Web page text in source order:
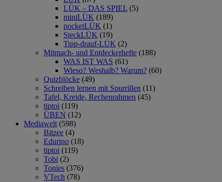
LÜK – DAS SPIEL (5)
miniLÜK (189)
pocketLÜK (1)
SteckLÜK (19)
Tipp-drauf-LÜK (2)
Mitmach- und Entdeckerhefte (188)
WAS IST WAS (61)
Wieso? Weshalb? Warum? (60)
Quizblöcke (49)
Schreiben lernen mit Spurrillen (11)
Tafel, Kreide, Rechenrahmen (45)
tiptoi (119)
ÜBEN (12)
Mediawelt (598)
Bitzee (4)
Edurino (18)
tiptoi (119)
Tobi (2)
Tonies (376)
VTech (78)